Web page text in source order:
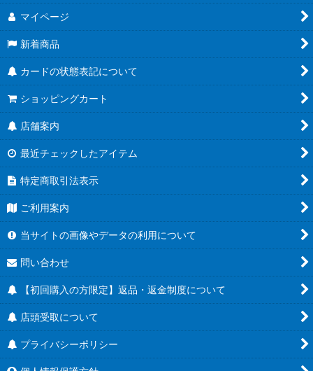
マイページ
新着商品
カードの状態表記について
ショッピングカート
店舗案内
最近チェックしたアイテム
特定商取引法表示
ご利用案内
当サイトの画像やデータの利用について
問い合わせ
【初回購入の方限定】返品・返金制度について
店頭受取について
プライバシーポリシー